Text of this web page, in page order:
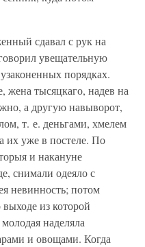
сдавал с рук на
увещательную
порядках.
жена тысяцкаго, надев на
а другую навыворот,
т. е. деньгами, хмелем
их уже в постеле. По
и накануне
снимали одеяло с
невинность; потом
из которой
наделяла
и овощами. Когда